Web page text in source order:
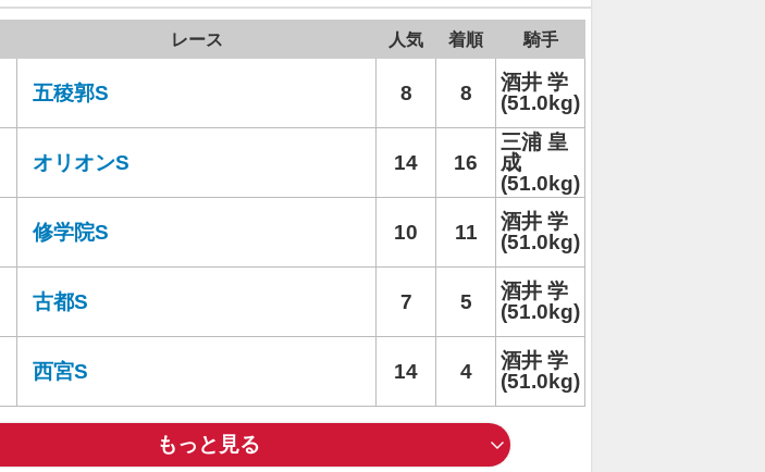
レース 人気 着順 騎手
五稜郭S 8 8
酒井 学
(51.0kg)
オリオンS 14 16
三浦 皇
成
(51.0kg)
修学院S 10 11
酒井 学
(51.0kg)
古都S 7 5
酒井 学
(51.0kg)
西宮S 14 4
酒井 学
(51.0kg)
もっと見る